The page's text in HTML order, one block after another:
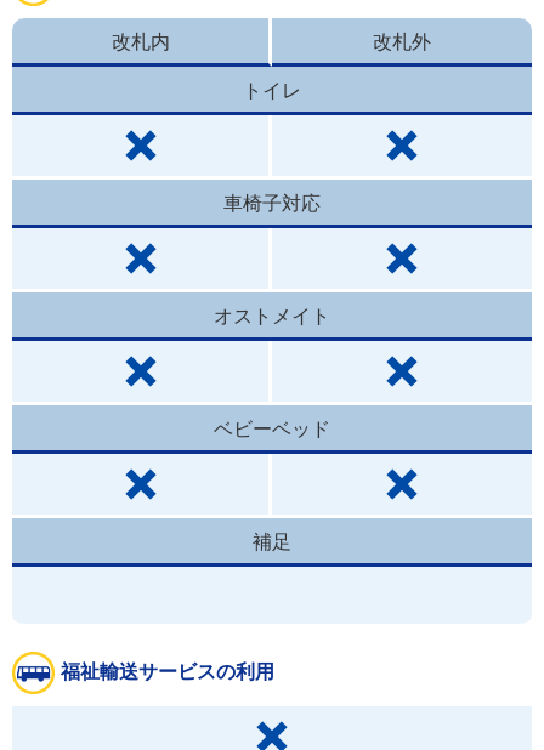
改札内 改札外
トイレ
車椅子対応
オストメイト
ベビーベッド
補足
福祉輸送サービスの利用